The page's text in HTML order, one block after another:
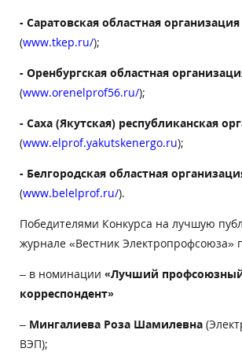
- Саратовская областная
(www.tkep.ru/);
- Оренбургская областная
(www.orenelprof56.ru/);
- Саха (Якутская) республиканская
(www.elprof.yakutskenergo.ru);
- Белгородская областная
(www.belelprof.ru/).
Победителями Конкурса на лучшую
журнале «Вестник Электропрофсоюза»
– в номинации «Лучший
корреспондент»
– Мингалиева Роза Шамилевна
ВЭП);